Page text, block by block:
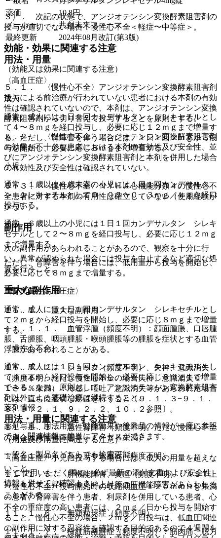
３）． 次記の状態で、アンジオテンシン変換酵素阻害剤の
投与が適切でない場合：慢性心不全＜軽症〜中等症＞。
効能・効果に関連する注意
（効能又は効果に関連する注意）
５．１． 〈慢性心不全〉アンジオテンシン変換酵素阻害剤
投与による前治療が行われていない患者における本剤の有効
性は確認されていないので、本剤は、アンジオテンシン変換
酵素阻害剤から切り替えて投与することを原則とする。
５．２． 〈慢性心不全〉アンジオテンシン変換酵素阻害剤
の効果が不十分な患者における本剤の有効性及び安全性、並
びにアンジオテンシン変換酵素阻害剤と本剤を併用した場合
の有効性及び安全性は確認されていない。
５．３． 〈慢性心不全〉ＮＹＨＡ心機能分類４の慢性心不
全患者に対する本剤の有用性は確立していない（使用経験が
少ない）。
副作用
次の副作用があらわれることがあるので、観察を十分に行
い、異常が認められた場合には投与を中止するなど適切な処
置を行うこと。
重大な副作用
１１．１． 重大な副作用
１１．１．１． 血管浮腫（頻度不明）：顔面腫脹、口唇腫
脹、舌腫脹、咽頭腫脹・喉頭腫脹等の腫脹を症状とする血管
浮腫があらわれることがある。
１１．１．２． ショック（頻度不明）、失神、意識消失
（頻度不明。ただし慢性心不全の場合失神、意識消失０．
１〜５％未満）：冷感、嘔吐、意識消失等があらわれた場合
には、直ちに適切な処置を行うこと〔９．１．３−９．１．
８、９．２．１、９．２．２、１０．２参照〕。
１１．１．３． 急性腎障害（頻度不明。ただし慢性心不全
の場合は急性腎障害０．１〜５％未満）。
１１．１．４． 高カリウム血症（頻度不明）。
１１．１．５． 肝機能障害、黄疸（頻度不明）：ＡＳＴ上
昇、ＡＬＴ上昇、γ−ＧＴＰ上昇等の肝機能障害があらわれる
ことがある。
１１．１．６． 無顆粒球症（頻度不明）。
１１．１．７． 横紋筋融解症（頻度不明）：筋肉痛、脱力
薬価
10.8円
メーカー
共創未来ファーマ
最終更新
2024年08月改訂(第3版)
用法・用量
〈高血圧症〉
成人
通常、成人には１日１回カンデサルタン シレキセチルとし
て４〜８ｍｇを経口投与し、必要に応じ１２ｍｇまで増量す
る。ただし、腎障害を伴う場合には、１日１回２ｍｇから投
与を開始し、必要に応じ８ｍｇまで増量する。
小児
通常、１歳以上６歳未満の小児には１日１回カンデサルタ
ン シレキセチルとして０．０５〜０．３ｍｇ／ｋｇを経口
投与する。
通常、６歳以上の小児には１日１回カンデサルタン シレキ
セチルとして２〜８ｍｇを経口投与し、必要に応じ１２ｍｇ
まで増量する。
ただし、腎障害を伴う場合には、低用量から投与を開始し、
必要に応じて８ｍｇまで増量する。
〈腎実質性高血圧症〉
通常、成人には１日１回カンデサルタン シレキセチルとし
て２ｍｇから経口投与を開始し、必要に応じ８ｍｇまで増量
する。
〈慢性心不全〉
通常、成人には１日１回カンデサルタン シレキセチルとし
て４ｍｇから経口投与を開始し、必要に応じ８ｍｇまで増量
できる。なお、原則として、アンジオテンシン変換酵素阻害
剤以外による基礎治療は継続すること。
用法・用量に関連する注意
（用法及び用量に関連する注意）
〈高血圧症〉小児に投与する場合には、成人の用量を超えな
いこと。
〈慢性心不全〉投与開始時の収縮期血圧１２０ｍｍＨｇ未満
の患者、腎障害を伴う患者、利尿剤を併用している患者、心
不全の重症度の高い患者には、２ｍｇ／日から投与を開始す
ること。慢性心不全の場合、２ｍｇ／日投与は、低血圧関連
の副作用に対する忍容性を確認する目的であるので４週間を
薬剤情報
薬剤写真、用法用量、効能効果や後発品の情報が一度に参照
でき、関連情報へ簡単にアクセスができます。
一般名、製品名どちらでも検索可能！
※ ご使用いただく際に、必ず最新の添付文書および安全性
情報も併せてご確認下さい。